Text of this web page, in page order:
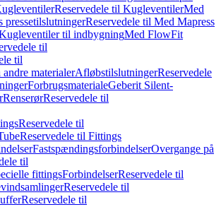
Reservedele til KugleventilerMed
pressetilslutningerReservedele til Med Mapress
til indbygningMed FlowFit
til
til
materialerAfløbstilslutningerReservedele
ForbrugsmaterialeGeberit Silent-
RenserørReservedele til
Reservedele til
Reservedele til Fittings
FastspændingsforbindelserOvergange på
til
fittingsForbindelserReservedele til
Reservedele til
Reservedele til